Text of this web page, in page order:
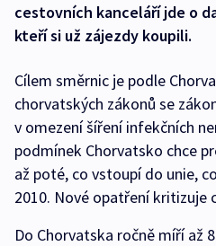
cestovních kanceláří jde o
kteří si už zájezdy koupili.
Cílem směrnic je podle
chorvatských zákonů se
v omezení šíření infekčních
podmínek Chorvatsko chce
až poté, co vstoupí do unie,
2010. Nové opatření kritizuje
Do Chorvatska ročně míří až